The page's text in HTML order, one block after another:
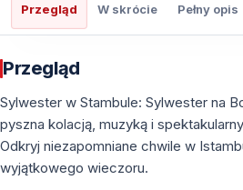
Przegląd W skrócie Pełny opis
Przegląd
Sylwester w Stambule: Sylwester na
pyszna kolacją, muzyką i
Odkryj niezapomniane chwile w
wyjątkowego wieczoru.